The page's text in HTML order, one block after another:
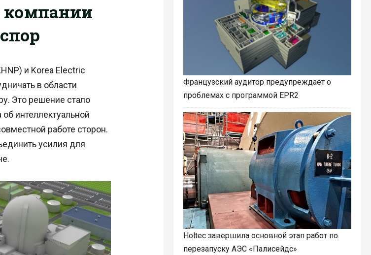
компании
и Korea Electric
в области
Это решение стало
интеллектуальной
работе сторон.
усилия для
Французский аудитор предупреждает о
проблемах с программой EPR2
Holtec завершила основной этап работ по
перезапуску АЭС «Палисейдс»